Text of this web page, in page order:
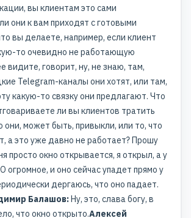
вы клиентам это сами
они к вам приходят с готовыми
вы делаете, например, если клиент
то очевидно не работающую
видите, говорит, ну, не знаю, там,
Telegram-каналы они хотят, или там,
какую-то связку они предлагают. Что
ли вы клиентов тратить
они, может быть, привыкли, или то, что
а это уже давно не работает? Прошу
просто окно открывается, я открыл, а у
огромное, и оно сейчас упадет прямо у
дергаюсь, что оно падает.
Балашов:Ну, это, слава богу, в
что окно открыто.Алексей